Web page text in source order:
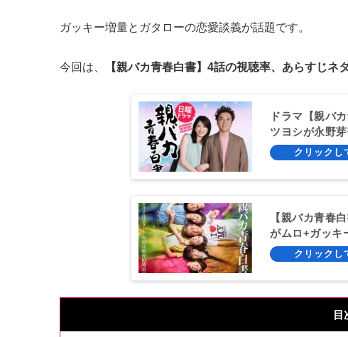
ガッキー増量とガタローの恋愛談義が話題です。
今回は、 【親バカ青春白書】4話の視聴率、あらすじネ
ドラマ【親バ
ツヨシが永野
【親バカ青春
がムロ+ガッキ
目